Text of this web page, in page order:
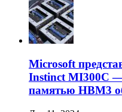
Microsoft
Instinct MI300C
памятью HBM3